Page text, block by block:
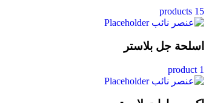
15 products
اسلحة جل بلاستر
1 product